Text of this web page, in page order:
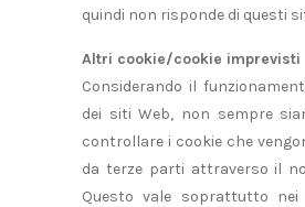
quindi non risponde di questi
Altri cookie/cookie imprevisti
Considerando il
dei siti Web, non sempre
controllare i cookie che
da terze parti attraverso il
Questo vale soprattutto